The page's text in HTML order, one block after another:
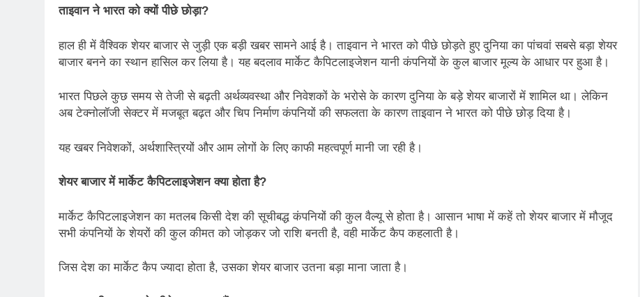
ताइवान ने भारत को क्यों पीछे छोड़ा?
हाल ही में वैश्विक शेयर बाजार से जुड़ी एक बड़ी खबर सामने आई है। ताइवान ने भारत को पीछे छोड़ते हुए दुनिया का पांचवां सबसे बड़ा शेयर
बाजार बनने का स्थान हासिल कर लिया है। यह बदलाव मार्केट कैपिटलाइजेशन यानी कंपनियों के कुल बाजार मूल्य के आधार पर हुआ है।
भारत पिछले कुछ समय से तेजी से बढ़ती अर्थव्यवस्था और निवेशकों के भरोसे के कारण दुनिया के बड़े शेयर बाजारों में शामिल था। लेकिन
अब टेक्नोलॉजी सेक्टर में मजबूत बढ़त और चिप निर्माण कंपनियों की सफलता के कारण ताइवान ने भारत को पीछे छोड़ दिया है।
यह खबर निवेशकों, अर्थशास्त्रियों और आम लोगों के लिए काफी महत्वपूर्ण मानी जा रही है।
शेयर बाजार में मार्केट कैपिटलाइजेशन क्या होता है?
मार्केट कैपिटलाइजेशन का मतलब किसी देश की सूचीबद्ध कंपनियों की कुल वैल्यू से होता है। आसान भाषा में कहें तो शेयर बाजार में मौजूद
सभी कंपनियों के शेयरों की कुल कीमत को जोड़कर जो राशि बनती है, वही मार्केट कैप कहलाती है।
जिस देश का मार्केट कैप ज्यादा होता है, उसका शेयर बाजार उतना बड़ा माना जाता है।